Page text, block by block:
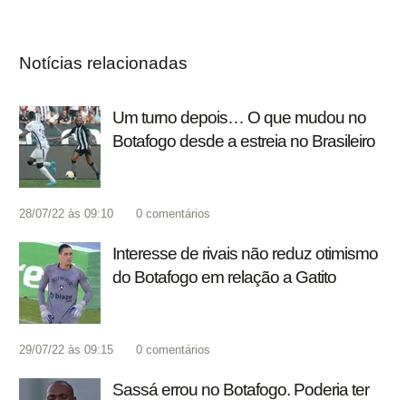
Notícias relacionadas
Um turno depois… O que mudou no
Botafogo desde a estreia no Brasileiro
28/07/22 às 09:10 0 comentários
Interesse de rivais não reduz otimismo
do Botafogo em relação a Gatito
29/07/22 às 09:15 0 comentários
Sassá errou no Botafogo. Poderia ter